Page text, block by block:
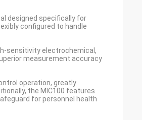
designed specifically for
configured to handle
sensitivity electrochemical,
measurement accuracy
operation, greatly
the MIC100 features
for personnel health